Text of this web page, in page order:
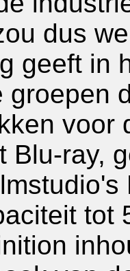
dus
geeft in
groepen
voor
Blu-ray,
tot